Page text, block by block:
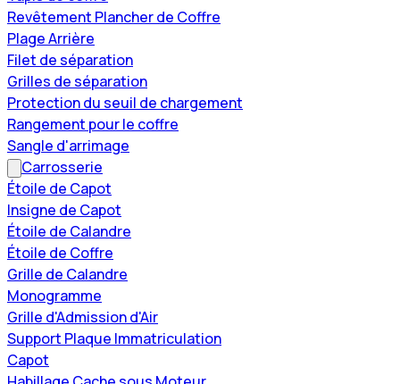
Revêtement Plancher de Coffre
Plage Arrière
Filet de séparation
Grilles de séparation
Protection du seuil de chargement
Rangement pour le coffre
Sangle d'arrimage
Carrosserie
Étoile de Capot
Insigne de Capot
Étoile de Calandre
Étoile de Coffre
Grille de Calandre
Monogramme
Grille d'Admission d'Air
Support Plaque Immatriculation
Capot